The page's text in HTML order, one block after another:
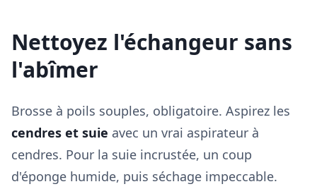
Nettoyez l'échangeur sans
l'abîmer
Brosse à poils souples, obligatoire. Aspirez les
cendres et suie avec un vrai aspirateur à
cendres. Pour la suie incrustée, un coup
d'éponge humide, puis séchage impeccable.